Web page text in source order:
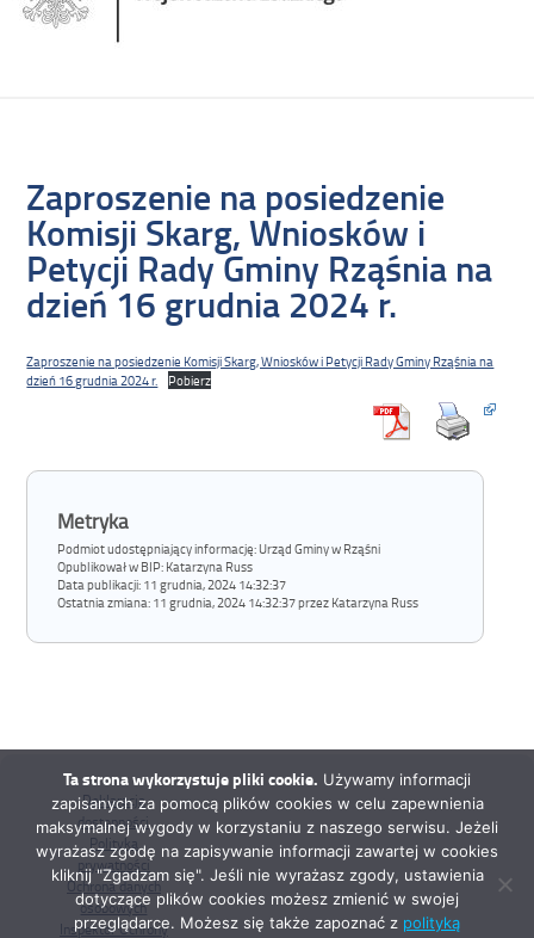
Zaproszenie na posiedzenie
Komisji Skarg, Wniosków i
Petycji Rady Gminy Rząśnia na
dzień 16 grudnia 2024 r.
Zaproszenie na posiedzenie Komisji Skarg, Wniosków i Petycji Rady Gminy Rząśnia na
dzień 16 grudnia 2024 r.
Pobierz
Metryka
Podmiot udostępniający informację: Urząd Gminy w Rząśni
Opublikował w BIP: Katarzyna Russ
Data publikacji: 11 grudnia, 2024 14:32:37
Ostatnia zmiana: 11 grudnia, 2024 14:32:37 przez Katarzyna Russ
Deklaracja
dostępności
Polityka
prywatności
Ochrona danych
osobowych
Inspektor Ochrony
Ta strona wykorzystuje pliki cookie. Używamy informacji
zapisanych za pomocą plików cookies w celu zapewnienia
maksymalnej wygody w korzystaniu z naszego serwisu. Jeżeli
wyrażasz zgodę na zapisywanie informacji zawartej w cookies
kliknij "Zgadzam się". Jeśli nie wyrażasz zgody, ustawienia
dotyczące plików cookies możesz zmienić w swojej
przeglądarce. Możesz się także zapoznać z polityką